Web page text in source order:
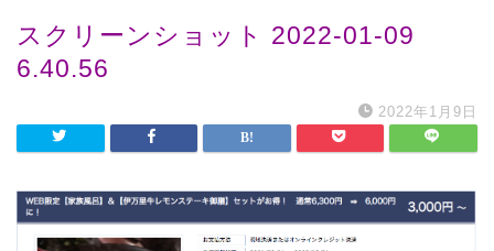
スクリーンショット 2022-01-09
6.40.56
2022年1月9日